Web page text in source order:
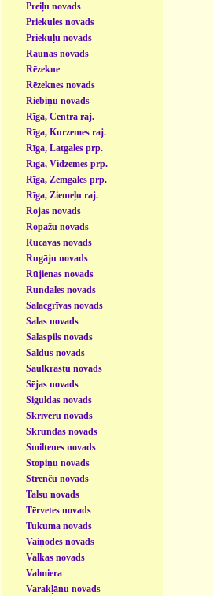
Preiļu novads
Priekules novads
Priekuļu novads
Raunas novads
Rēzekne
Rēzeknes novads
Riebiņu novads
Rīga, Centra raj.
Rīga, Kurzemes raj.
Rīga, Latgales prp.
Rīga, Vidzemes prp.
Rīga, Zemgales prp.
Rīga, Ziemeļu raj.
Rojas novads
Ropažu novads
Rucavas novads
Rugāju novads
Rūjienas novads
Rundāles novads
Salacgrīvas novads
Salas novads
Salaspils novads
Saldus novads
Saulkrastu novads
Sējas novads
Siguldas novads
Skrīveru novads
Skrundas novads
Smiltenes novads
Stopiņu novads
Strenču novads
Talsu novads
Tērvetes novads
Tukuma novads
Vaiņodes novads
Valkas novads
Valmiera
Varakļānu novads